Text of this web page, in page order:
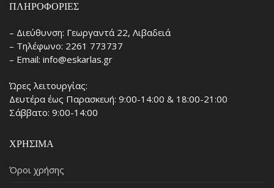
ΠΛΗΡΟΦΟΡΊΕΣ
– Διεύθυνση: Γεωργαντά 22, Λιβαδειά
– Τηλέφωνο: 2261 773737
– Email: info@eskarlas.gr
Ώρες λειτουργίας:
Δευτέρα έως Παρασκευή: 9:00-14:00 & 18:00-21:00
Σάββατο: 9:00-14:00
ΧΡΉΣΙΜΑ
Όροι χρήσης